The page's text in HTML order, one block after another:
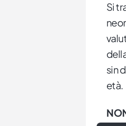
Si
sin
età.